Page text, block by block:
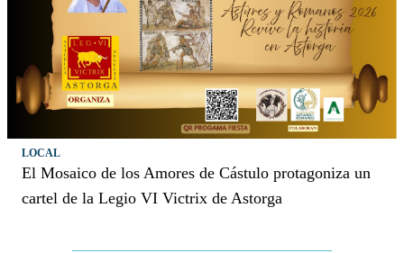
LOCAL
El Mosaico de los Amores de Cástulo protagoniza un
cartel de la Legio VI Victrix de Astorga